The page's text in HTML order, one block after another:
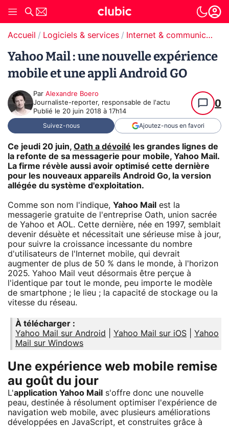
Accueil Logiciels & services Internet & communication
Yahoo Mail : une nouvelle expérience
mobile et une appli Android GO
Par Alexandre Boero
Journaliste-reporter, responsable de l'actu
Publié le 20 juin 2018 à 17h14
0
Suivez-nous Ajoutez-nous en favori
Ce jeudi 20 juin, Oath a dévoilé les grandes lignes de
la refonte de sa messagerie pour mobile, Yahoo Mail .
La firme révèle aussi avoir optimisé cette dernière
pour les nouveaux appareils Android Go, la version
allégée du système d'exploitation.
Comme son nom l'indique, Yahoo Mail est la
messagerie gratuite de l'entreprise Oath, union sacrée
de Yahoo et AOL. Cette dernière, née en 1997, semblait
devenir désuète et nécessitait une sérieuse mise à jour,
pour suivre la croissance incessante du nombre
d'utilisateurs de l'Internet mobile, qui devrait
augmenter de plus de 50 % dans le monde, à l'horizon
2025. Yahoo Mail veut désormais être perçue à
l'identique par tout le monde, peu importe le modèle
de smartphone ; le lieu ; la capacité de stockage ou la
vitesse du réseau.
À télécharger :
Yahoo Mail sur Android
Yahoo Mail sur iOS
Yahoo
Mail sur Windows
Une expérience web mobile remise
au goût du jour
L'application Yahoo Mail
s'offre donc une nouvelle
peau, destinée à résolument optimiser l'expérience de
navigation web mobile, avec plusieurs améliorations
développées en JavaScript, et construites grâce à